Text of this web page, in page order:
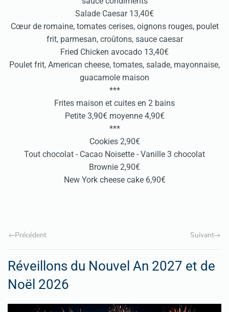
Salade Caesar 13,40€
Cœur de romaine, tomates cerises, oignons rouges, poulet
frit, parmesan, croûtons, sauce caesar
Fried Chicken avocado 13,40€
Poulet frit, American cheese, tomates, salade, mayonnaise,
guacamole maison
***
Frites maison et cuites en 2 bains
Petite 3,90€ moyenne 4,90€
***
Cookies 2,90€
Tout chocolat - Cacao Noisette - Vanille 3 chocolat
Brownie 2,90€
New York cheese cake 6,90€
Précédent Suivant
Réveillons du Nouvel An 2027 et de
Noël 2026